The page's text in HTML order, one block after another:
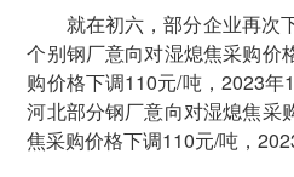
就在初六，部分企业再次
个别钢厂意向对湿熄焦采购价
购价格下调110元/吨，2023
河北部分钢厂意向对湿熄焦采
焦采购价格下调110元/吨，